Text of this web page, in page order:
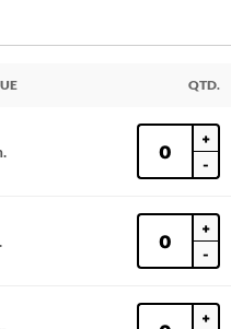
QTD.
+
-
+
-
+